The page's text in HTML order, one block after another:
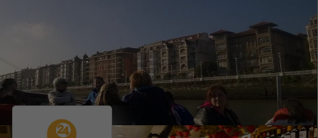
Dom.
Bilbao: paseo en barco y tour guiado de
pintxos
Organiza / Publica: